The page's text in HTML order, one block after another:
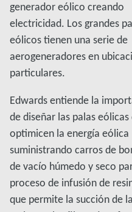
generador eólico creando
electricidad. Los grandes
eólicos tienen una serie de
aerogeneradores en
particulares.
Edwards entiende la
de diseñar las palas eólicas
optimicen la energía eólica
suministrando carros de
de vacío húmedo y seco
proceso de infusión de
que permite la succión de la